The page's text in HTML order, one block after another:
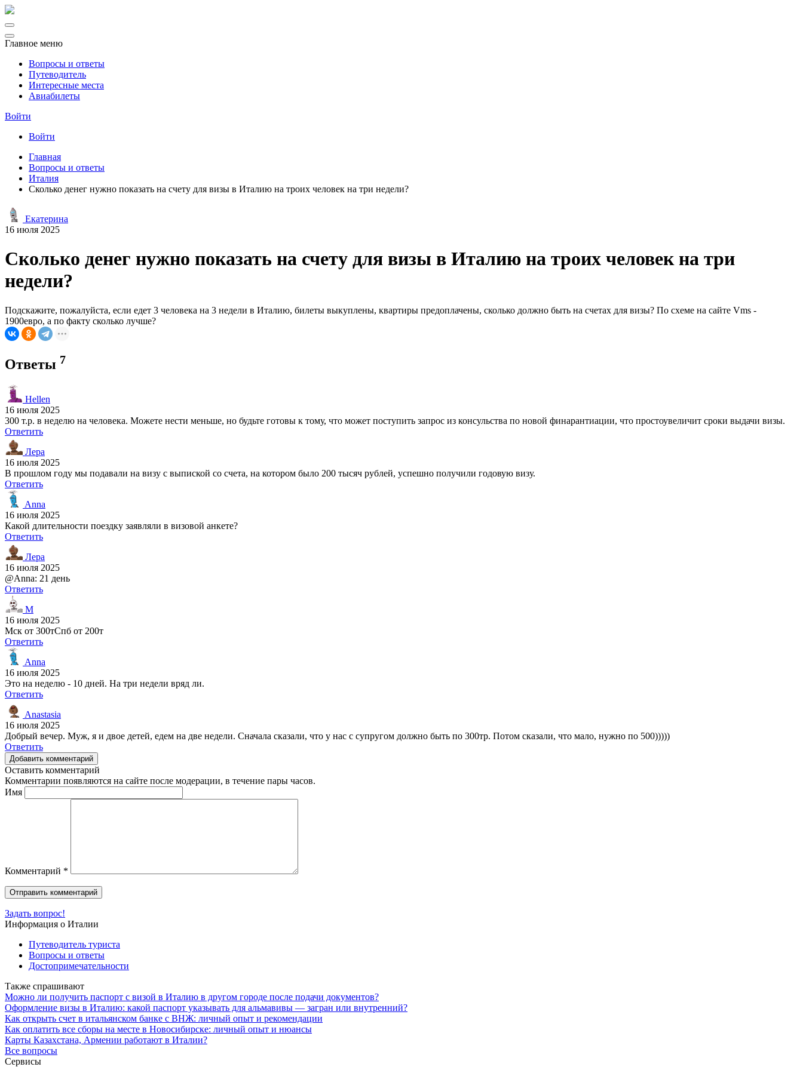
Главное меню
Вопросы и ответы
Путеводитель
Интересные места
Авиабилеты
Войти
Войти
Главная
Вопросы и ответы
Италия
Сколько денег нужно показать на счету для визы в Италию на троих человек на три недели?
Екатерина
16 июля 2025
Сколько денег нужно показать на счету для визы в Италию на троих человек на три
недели?
Подскажите, пожалуйста, если едет 3 человека на 3 недели в Италию, билеты выкуплены, квартиры предоплачены, сколько должно быть на счетах для визы? По схеме на сайте Vms -
1900евро, а по факту сколько лучше?
Ответы 7
Hellen
16 июля 2025
300 т.р. в неделю на человека. Можете нести меньше, но будьте готовы к тому, что может поступить запрос из консульства по новой финарантиации, что простоувеличит сроки выдачи визы.
Ответить
Лера
16 июля 2025
В прошлом году мы подавали на визу с выпиской со счета, на котором было 200 тысяч рублей, успешно получили годовую визу.
Ответить
Anna
16 июля 2025
Какой длительности поездку заявляли в визовой анкете?
Ответить
Лера
16 июля 2025
@Anna: 21 день
Ответить
M
16 июля 2025
Мск от 300тСпб от 200т
Ответить
Anna
16 июля 2025
Это на неделю - 10 дней. На три недели вряд ли.
Ответить
Anastasia
16 июля 2025
Добрый вечер. Муж, я и двое детей, едем на две недели. Сначала сказали, что у нас с супругом должно быть по 300тр. Потом сказали, что мало, нужно по 500)))))
Ответить
Добавить комментарий
Оставить комментарий
Комментарии появляются на сайте после модерации, в течение пары часов.
Имя
Комментарий *
Задать вопрос!
Информация о Италии
Путеводитель туриста
Вопросы и ответы
Достопримечательности
Также спрашивают
Можно ли получить паспорт с визой в Италию в другом городе после подачи документов?
Оформление визы в Италию: какой паспорт указывать для альмавивы — загран или внутренний?
Как открыть счет в итальянском банке с ВНЖ: личный опыт и рекомендации
Как оплатить все сборы на месте в Новосибирске: личный опыт и нюансы
Карты Казахстана, Армении работают в Италии?
Все вопросы
Сервисы